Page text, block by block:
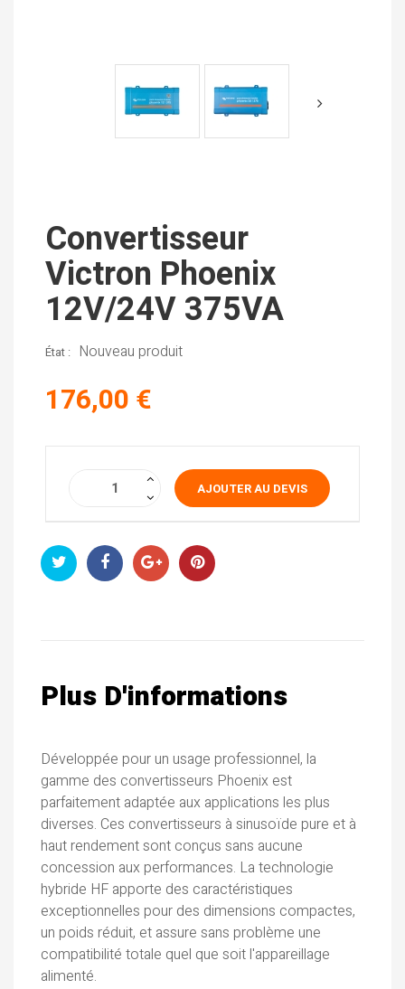
Convertisseur
Victron Phoenix
12V/24V 375VA
État : Nouveau produit
176,00 €
AJOUTER AU DEVIS
Plus D'informations
Développée pour un usage professionnel, la
gamme des convertisseurs Phoenix est
parfaitement adaptée aux applications les plus
diverses. Ces convertisseurs à sinusoïde pure et à
haut rendement sont conçus sans aucune
concession aux performances. La technologie
hybride HF apporte des caractéristiques
exceptionnelles pour des dimensions compactes,
un poids réduit, et assure sans problème une
compatibilité totale quel que soit l'appareillage
alimenté.